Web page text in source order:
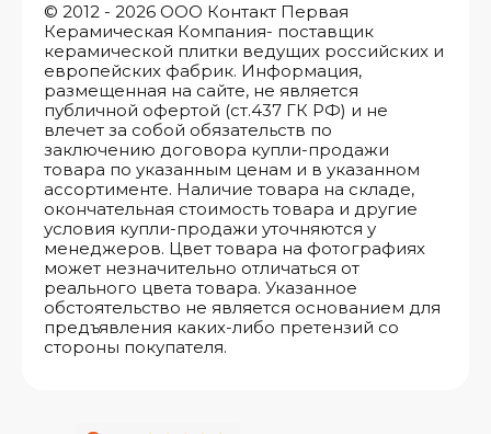
© 2012 - 2026 ООО Контакт Первая
Керамическая Компания- поставщик
керамической плитки ведущих российских и
европейских фабрик. Информация,
размещенная на сайте, не является
публичной офертой (ст.437 ГК РФ) и не
влечет за собой обязательств по
заключению договора купли-продажи
товара по указанным ценам и в указанном
ассортименте. Наличие товара на складе,
окончательная стоимость товара и другие
условия купли-продажи уточняются у
менеджеров. Цвет товара на фотографиях
может незначительно отличаться от
реального цвета товара. Указанное
обстоятельство не является основанием для
предъявления каких-либо претензий со
стороны покупателя.